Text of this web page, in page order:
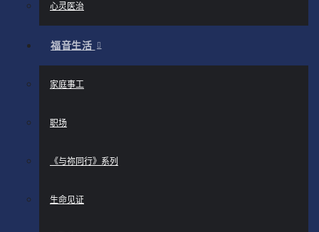
心灵医治
福音生活
家庭事工
职场
《与祢同行》系列
生命见证